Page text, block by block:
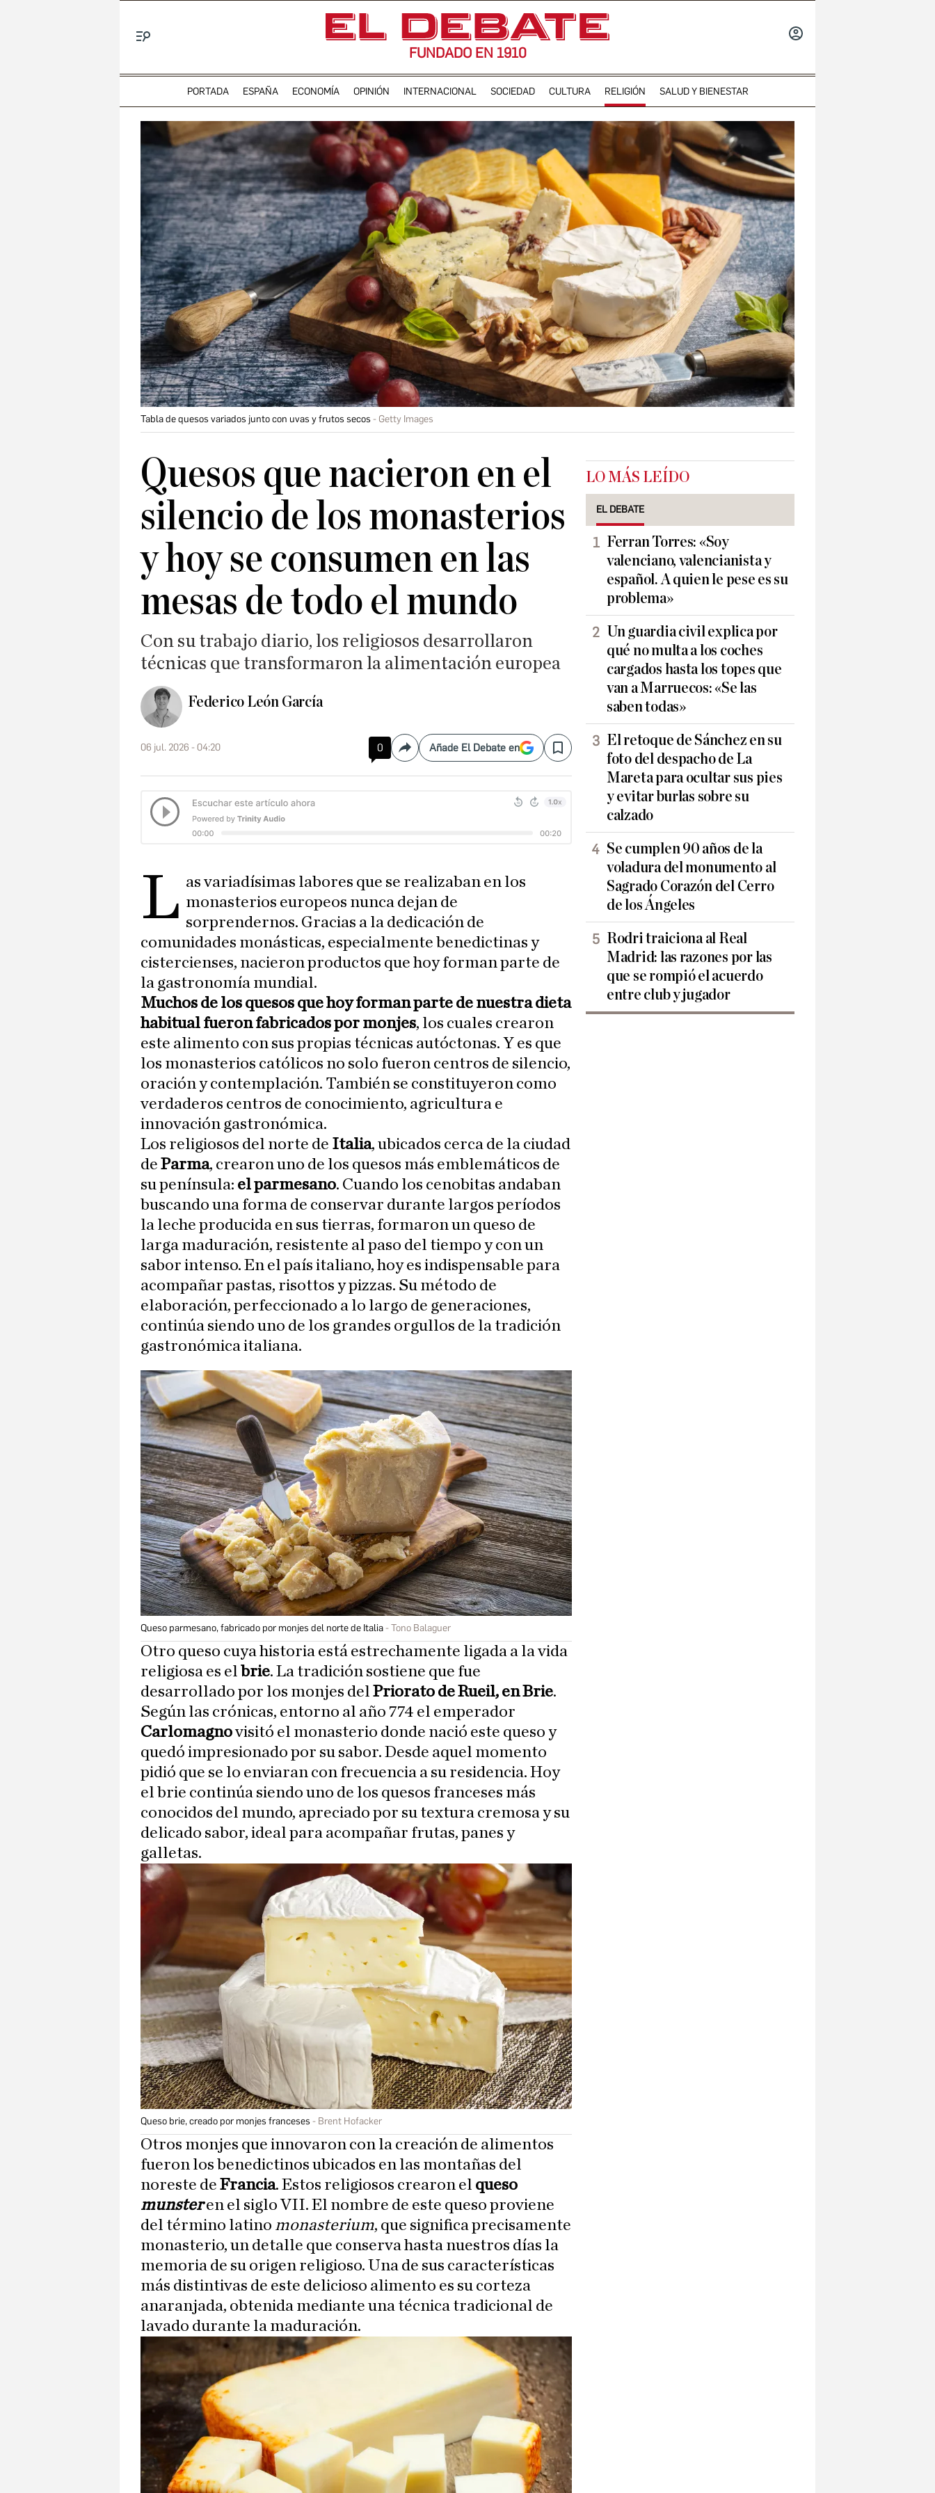
FUNDADO EN 1910
PORTADA ESPAÑA ECONOMÍA OPINIÓN INTERNACIONAL SOCIEDAD CULTURA RELIGIÓN SALUD Y BIENESTAR
Tabla de quesos variados junto con uvas y frutos secos Getty Images
Quesos que nacieron en el
silencio de los monasterios
y hoy se consumen en las
mesas de todo el mundo
Con su trabajo diario, los religiosos desarrollaron
técnicas que transformaron la alimentación europea
Federico León García
06 jul. 2026 - 04:20 0 CompartirAñade El Debate en Save
L as variadísimas labores que se realizaban en los
monasterios europeos nunca dejan de
sorprendernos. Gracias a la dedicación de
comunidades monásticas, especialmente benedictinas y
cistercienses, nacieron productos que hoy forman parte de
la gastronomía mundial.
Muchos de los quesos que hoy forman parte de nuestra dieta
habitual fueron fabricados por monjes, los cuales crearon
este alimento con sus propias técnicas autóctonas. Y es que
los monasterios católicos no solo fueron centros de silencio,
oración y contemplación. También se constituyeron como
verdaderos centros de conocimiento, agricultura e
innovación gastronómica.
Los religiosos del norte de Italia, ubicados cerca de la ciudad
de Parma, crearon uno de los quesos más emblemáticos de
su península: el parmesano. Cuando los cenobitas andaban
buscando una forma de conservar durante largos períodos
la leche producida en sus tierras, formaron un queso de
larga maduración, resistente al paso del tiempo y con un
sabor intenso. En el país italiano, hoy es indispensable para
acompañar pastas, risottos y pizzas. Su método de
elaboración, perfeccionado a lo largo de generaciones,
continúa siendo uno de los grandes orgullos de la tradición
gastronómica italiana.
Queso parmesano, fabricado por monjes del norte de Italia Tono Balaguer
Otro queso cuya historia está estrechamente ligada a la vida
religiosa es el brie. La tradición sostiene que fue
desarrollado por los monjes del Priorato de Rueil, en Brie.
Según las crónicas, entorno al año 774 el emperador
Carlomagnovisitó el monasterio donde nació este queso y
quedó impresionado por su sabor. Desde aquel momento
pidió que se lo enviaran con frecuencia a su residencia. Hoy
el brie continúa siendo uno de los quesos franceses más
conocidos del mundo, apreciado por su textura cremosa y su
delicado sabor, ideal para acompañar frutas, panes y
galletas.
Queso brie, creado por monjes franceses Brent Hofacker
Otros monjes que innovaron con la creación de alimentos
fueron los benedictinos ubicados en las montañas del
noreste de Francia. Estos religiosos crearon el queso
munster en el siglo VII. El nombre de este queso proviene
del término latino monasterium, que significa precisamente
monasterio, un detalle que conserva hasta nuestros días la
memoria de su origen religioso. Una de sus características
más distintivas de este delicioso alimento es su corteza
anaranjada, obtenida mediante una técnica tradicional de
lavado durante la maduración.
LO MÁS LEÍDO
EL DEBATE
Ferran Torres: «Soy
valenciano, valencianista y
español. A quien le pese es su
problema»
Un guardia civil explica por
qué no multa a los coches
cargados hasta los topes que
van a Marruecos: «Se las
saben todas»
El retoque de Sánchez en su
foto del despacho de La
Mareta para ocultar sus pies
y evitar burlas sobre su
calzado
Se cumplen 90 años de la
voladura del monumento al
Sagrado Corazón del Cerro
de los Ángeles
Rodri traiciona al Real
Madrid: las razones por las
que se rompió el acuerdo
entre club y jugador